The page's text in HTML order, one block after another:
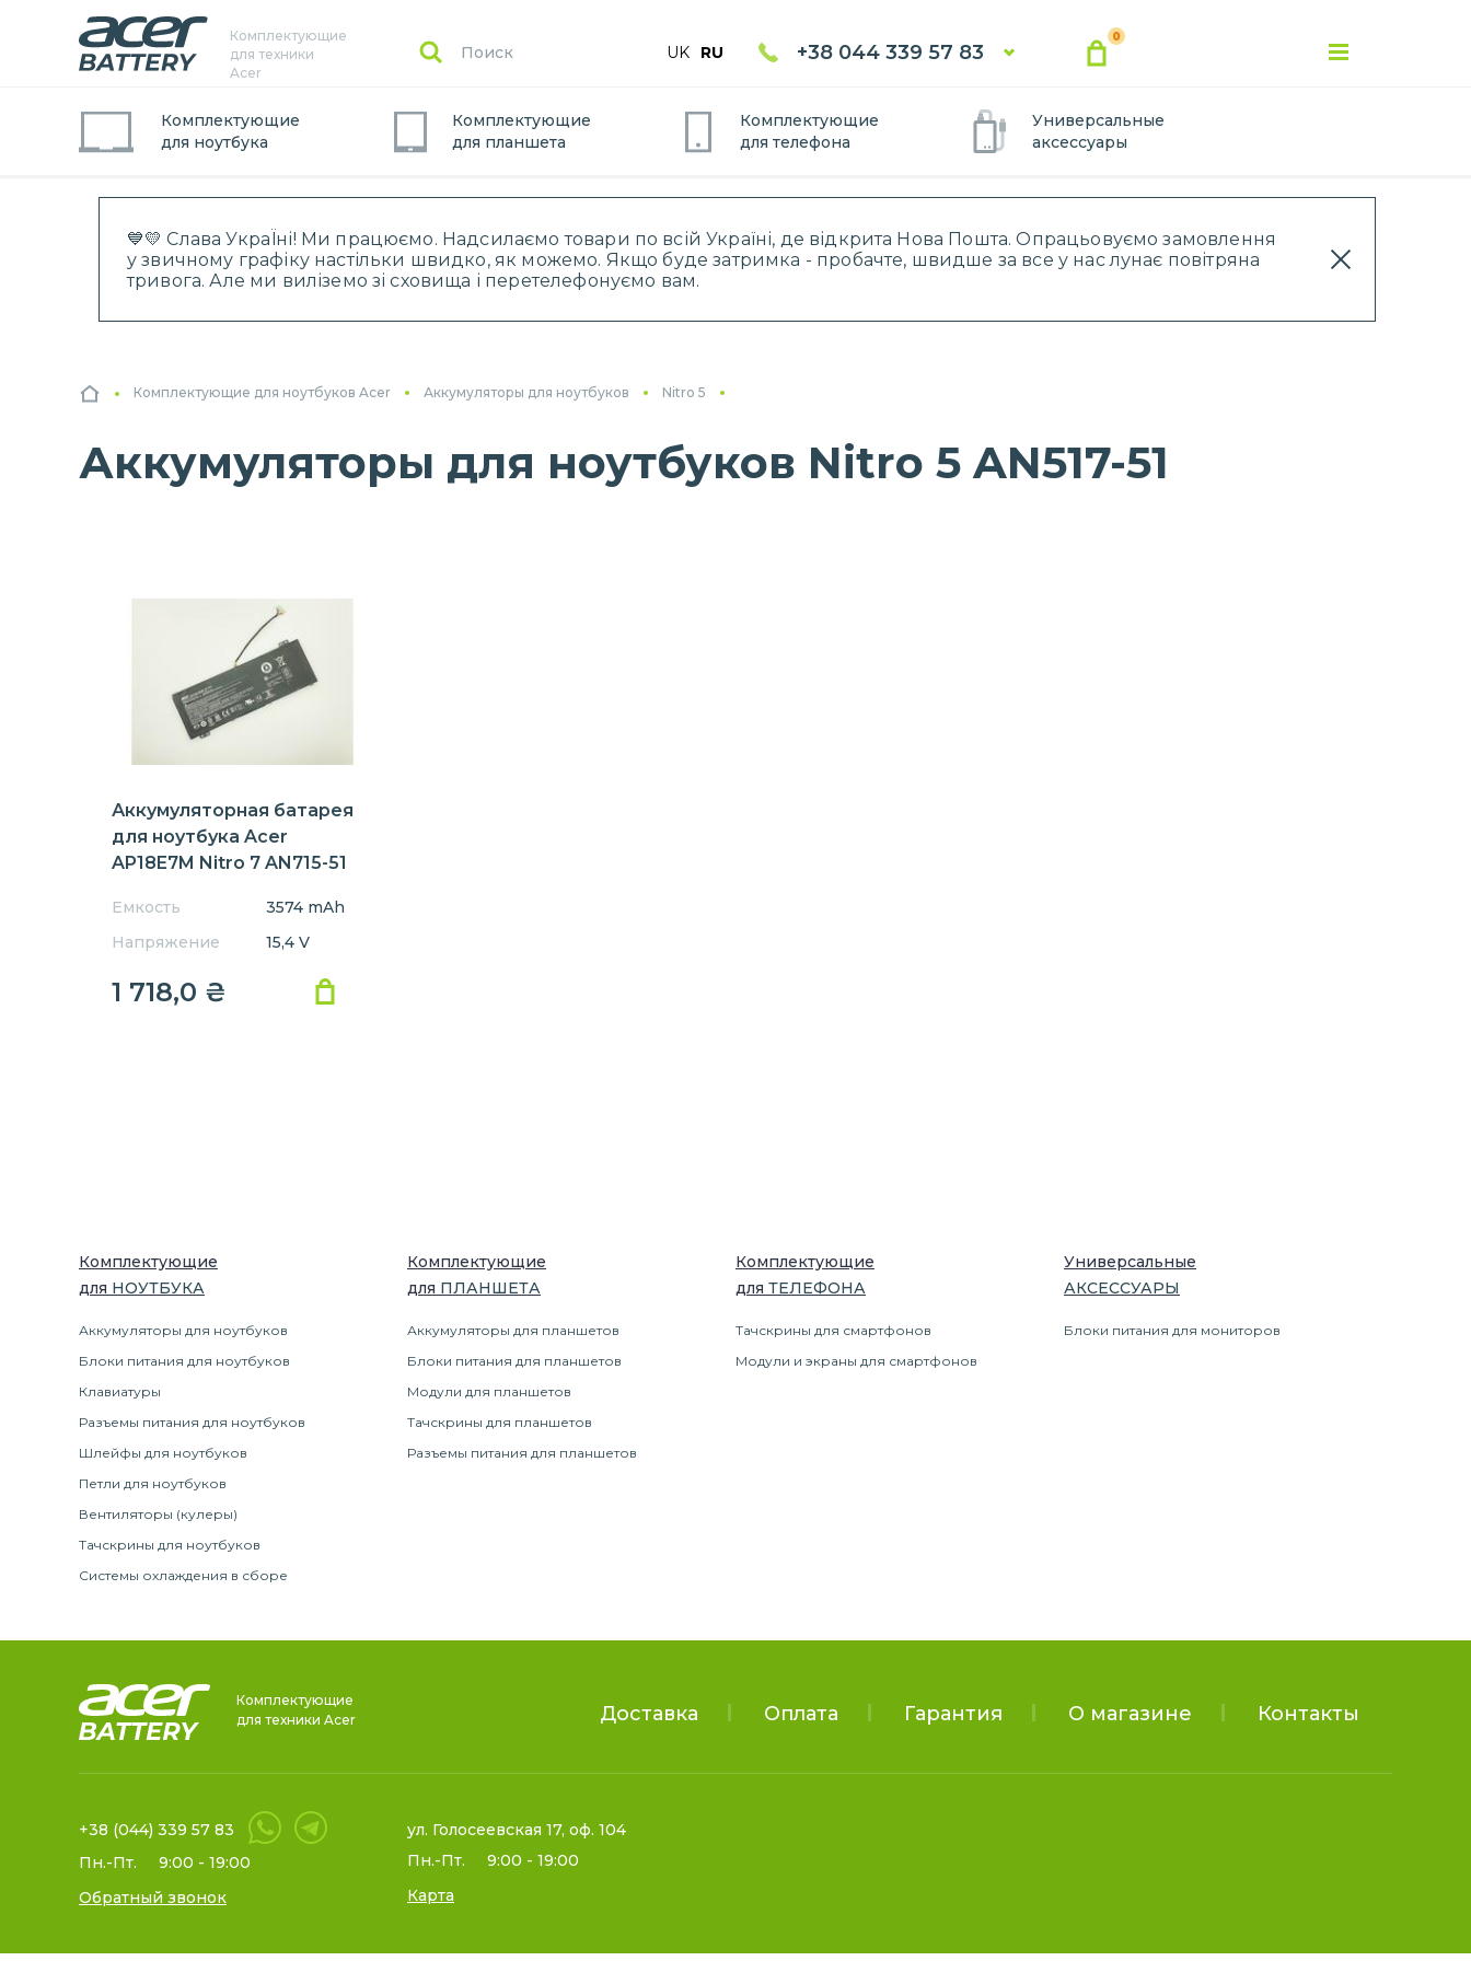
💙💛 Слава УкраЇні! Ми працюємо. Надсилаємо товари по всій Україні, де відкрита Нова Пошта. Опрацьовуємо замовлення
у звичному графіку настільки швидко, як можемо. Якщо буде затримка - пробачте, швидше за все у нас лунає повітряна
тривога. Але ми виліземо зі сховища і перетелефонуємо вам.
Комплектующие
для техники
Acer
UK RU +38 044 339 57 83
0
Комплектующие
для ноутбука
Комплектующие
для планшета
Комплектующие
для телефона
Универсальные
аксессуары
Комплектующие для ноутбуков Acer Аккумуляторы для ноутбуков Nitro 5
Аккумуляторы для ноутбуков Nitro 5 AN517-51
Аккумуляторная батарея
для ноутбука Acer
AP18E7M Nitro 7 AN715-51
Емкость
3574 mAh
Напряжение
15,4 V
1 718,0 ₴
Комплектующие
для НОУТБУКА
Аккумуляторы для ноутбуков
Блоки питания для ноутбуков
Клавиатуры
Разъемы питания для ноутбуков
Шлейфы для ноутбуков
Петли для ноутбуков
Вентиляторы (кулеры)
Тачскрины для ноутбуков
Системы охлаждения в сборе
Комплектующие
для ПЛАНШЕТА
Аккумуляторы для планшетов
Блоки питания для планшетов
Модули для планшетов
Тачскрины для планшетов
Разъемы питания для планшетов
Комплектующие
для ТЕЛЕФОНА
Тачскрины для смартфонов
Модули и экраны для смартфонов
Универсальные
АКСЕССУАРЫ
Блоки питания для мониторов
Комплектующие
для техники Acer
Доставка Оплата Гарантия О магазине Контакты
+38 (044) 339 57 83
Пн.-Пт.
9:00 - 19:00
Обратный звонок
ул. Голосеевская 17, оф. 104
Пн.-Пт.
9:00 - 19:00
Карта